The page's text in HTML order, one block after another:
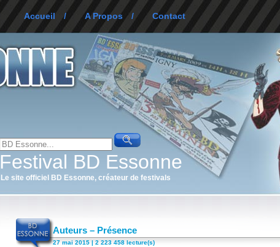
Accueil / A Propos / Contact
Festival BD Essonne
Le site officiel BD Essonne, créateur de festivals
Auteurs – Présence
27 mai 2015 | 2 223 458 lecture(s)